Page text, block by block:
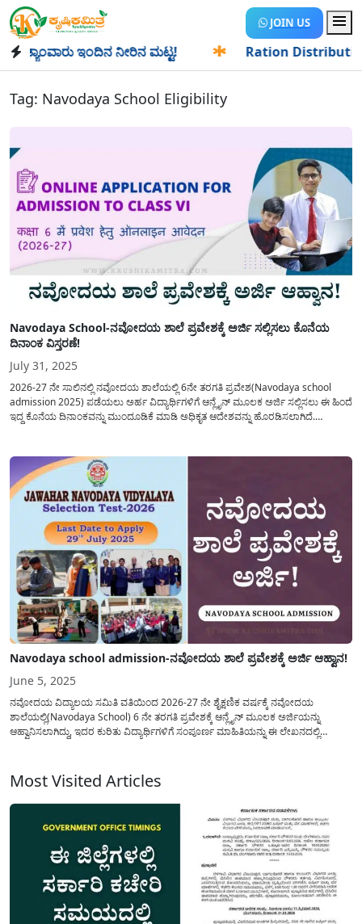
JOIN US
ಇಂದಿನ ನೀರಿನ ಮಟ್ಟ! Ration Distribution-
Tag: Navodaya School Eligibility
Navodaya School-ನವೋದಯ ಶಾಲೆ ಪ್ರವೇಶಕ್ಕೆ ಅರ್ಜಿ ಸಲ್ಲಿಸಲು ಕೊನೆಯ
ದಿನಾಂಕ ವಿಸ್ತರಣೆ!
July 31, 2025
2026-27 ನೇ ಸಾಲಿನಲ್ಲಿ ನವೋದಯ ಶಾಲೆಯಲ್ಲಿ 6ನೇ ತರಗತಿ ಪ್ರವೇಶ(Navodaya school
admission 2025) ಪಡೆಯಲು ಅರ್ಹ ವಿದ್ಯಾರ್ಥಿಗಳಿಗೆ ಆನ್ಲೈನ್ ಮೂಲಕ ಅರ್ಜಿ ಸಲ್ಲಿಸಲು ಈ ಹಿಂದೆ
ಇದ್ದ ಕೊನೆಯ ದಿನಾಂಕವನ್ನು ಮುಂದೂಡಿಕೆ ಮಾಡಿ ಅಧಿಕೃತ ಆದೇಶವನ್ನು ಹೊರಡಿಸಲಾಗಿದೆ.
Navodaya school admission-ನವೋದಯ ಶಾಲೆ ಪ್ರವೇಶಕ್ಕೆ ಅರ್ಜಿ ಆಹ್ವಾನ!
June 5, 2025
ನವೋದಯ ವಿದ್ಯಾಲಯ ಸಮಿತಿ ವತಿಯಿಂದ 2026-27 ನೇ ಶೈಕ್ಷಣಿಕ ವರ್ಷಕ್ಕೆ ನವೋದಯ
ಶಾಲೆಯಲ್ಲಿ(Navodaya School) 6 ನೇ ತರಗತಿ ಪ್ರವೇಶಕ್ಕೆ ಆನ್ಲೈನ್ ಮೂಲಕ ಅರ್ಜಿಯನ್ನು
ಆಹ್ವಾನಿಸಲಾಗಿದ್ದು, ಇದರ ಕುರಿತು ವಿದ್ಯಾರ್ಥಿಗಳಿಗೆ ಸಂಪೂರ್ಣ ಮಾಹಿತಿಯನ್ನು ಈ ಲೇಖನದಲ್ಲಿ
ಹೊಂದಿರುವ ವಿದ್ಯಾರ್ಥಿಗಳು...
Most Visited Articles